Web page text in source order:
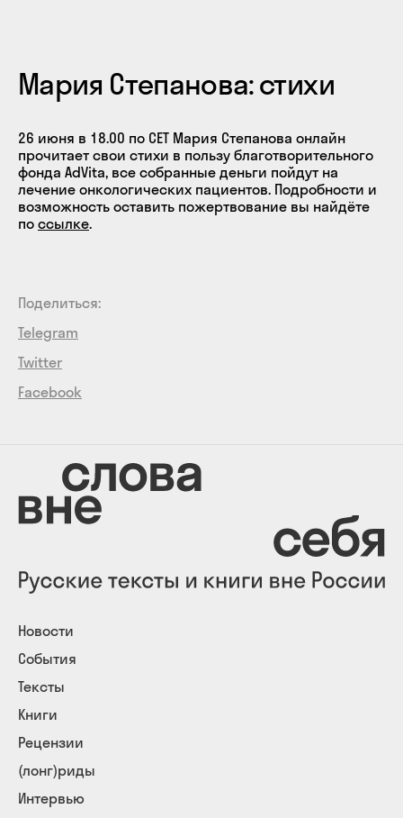
Мария Степанова: стихи
26 июня в 18.00 по CET Мария Степанова онлайн
прочитает свои стихи в пользу благотворительного
фонда AdVita, все собранные деньги пойдут на
лечение онкологических пациентов. Подробности и
возможность оставить пожертвование вы найдёте
по ссылке.
Поделиться:
Telegram
Twitter
Facebook
Новости
События
Тексты
Книги
Рецензии
(лонг)риды
Интервью